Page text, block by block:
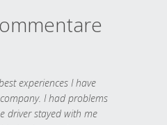
experiences I have
I had problems
driver stayed with me